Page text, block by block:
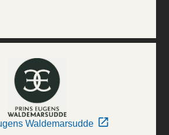
Waldemarsudde